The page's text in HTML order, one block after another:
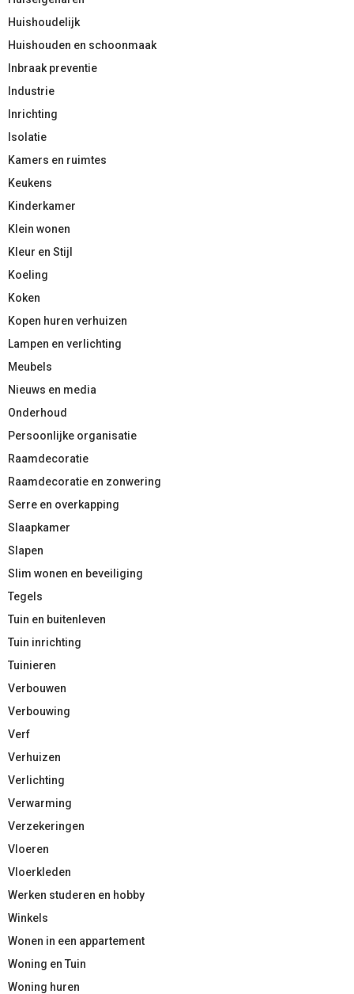
Huishoudelijk
Huishouden en schoonmaak
Inbraak preventie
Industrie
Inrichting
Isolatie
Kamers en ruimtes
Keukens
Kinderkamer
Klein wonen
Kleur en Stijl
Koeling
Koken
Kopen huren verhuizen
Lampen en verlichting
Meubels
Nieuws en media
Onderhoud
Persoonlijke organisatie
Raamdecoratie
Raamdecoratie en zonwering
Serre en overkapping
Slaapkamer
Slapen
Slim wonen en beveiliging
Tegels
Tuin en buitenleven
Tuin inrichting
Tuinieren
Verbouwen
Verbouwing
Verf
Verhuizen
Verlichting
Verwarming
Verzekeringen
Vloeren
Vloerkleden
Werken studeren en hobby
Winkels
Wonen in een appartement
Woning en Tuin
Woning huren